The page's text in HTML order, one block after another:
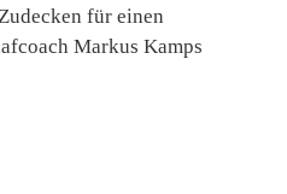
für einen
Markus Kamps